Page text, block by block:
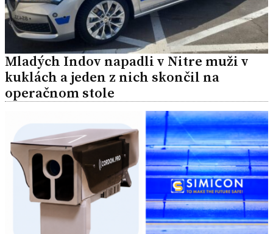
Mladých Indov napadli v Nitre muži v
kuklách a jeden z nich skončil na
operačnom stole